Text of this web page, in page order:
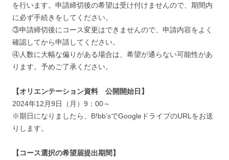
を行います。申請締切後の希望は受け付けませんので、期間内
に必ず手続きをしてください。
③申請締切後にコース変更はできませんので、申請内容をよく
確認してから申請してください。
④人数に大幅な偏りがある場合は、希望が通らない可能性があ
ります。予めご了承ください。
【オリエンテーション資料 公開開始日】
2024年12月9日（月）9：00～
※期日になりましたら、B!bb’sでGoogleドライブのURLをお送
りします。
【コース選択の希望届提出期間】